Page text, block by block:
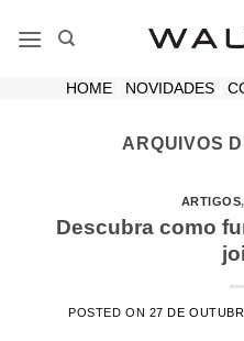
HOME| NOVIDADES|
ARQUIVOS
ARTIGOS,
Descubra como
POSTED ON 27 DE